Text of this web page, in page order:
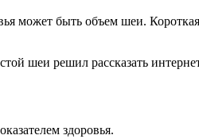
может быть объем шеи.
шеи решил рассказать
здоровья.